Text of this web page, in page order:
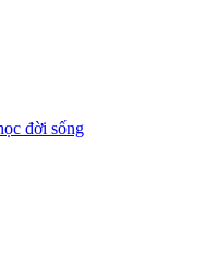
đời sống